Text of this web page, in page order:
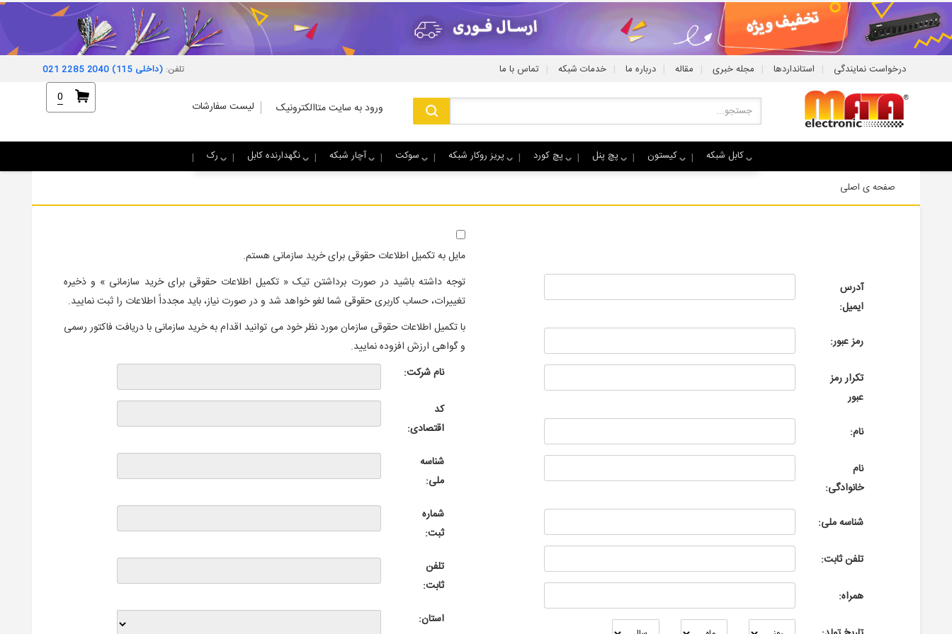
درخواست نمایندگی | استانداردها | مجله خبری | مقاله | درباره ما | خدمات شبکه | تماس با ما تلفن: 021 2285 2040 (داخلی 115)
ورود به سایت متاالکترونیک لیست سفارشات
0
رک نگهدارنده کابل آچار شبکه سوکت پریز روکار شبکه پچ کورد پچ پنل کیستون کابل شبکه
صفحه ی اصلی
آدرس
ایمیل:
رمز عبور:
تکرار رمز
عبور
نام:
نام
خانوادگی:
شناسه ملی:
تلفن ثابت:
همراه:
مایل به تکمیل اطلاعات حقوقی برای خرید سازمانی هستم.
توجه داشته باشید در صورت برداشتن تیک « تکمیل اطلاعات حقوقی برای خرید سازمانی » و ذخیره
تغییرات، حساب کاربری حقوقی شما لغو خواهد شد و در صورت نیاز، باید مجدداً اطلاعات را ثبت نمایید.
با تکمیل اطلاعات حقوقی سازمان مورد نظر خود می توانید اقدام به خرید سازمانی با دریافت فاکتور رسمی
و گواهی ارزش افزوده نمایید.
نام شرکت:
کد
اقتصادی:
شناسه
ملی:
شماره
ثبت:
تلفن
ثابت:
استان: